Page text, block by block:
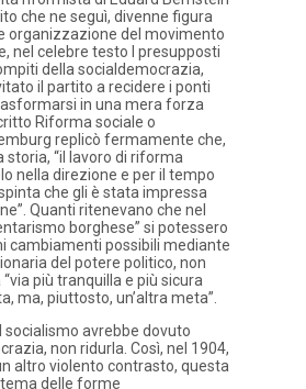
che ne seguì, divenne figura
organizzazione del movimento
nel celebre testo I presupposti
della socialdemocrazia,
il partito a recidere i ponti
in una mera forza
Riforma sociale o
replicò fermamente che,
storia, “il lavoro di riforma
nella direzione e per il tempo
che gli è stata impressa
Quanti ritenevano che nel
borghese” si potessero
cambiamenti possibili mediante
del potere politico, non
più tranquilla e più sicura
ma, piuttosto, un’altra meta”.
socialismo avrebbe dovuto
non ridurla. Così, nel 1904,
altro violento contrasto, questa
delle forme